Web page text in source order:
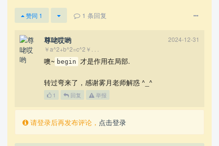
同上，原操作的 hook 除了
出现了相同问题.
特别的，在lthooks-doc
的第 6 页存在类似案例，但我运行后也
是疑似
\RemoveFromHook 未起作用.
\begin{document}
赞同 1 1 条回复
尊咾哎哟
2024-12-31
￥a^2+b^2=c^2￥. . .
噢~ begin 才是作用在局部.
转过弯来了，感谢雾月老师解惑 ^_^
1 回复 举报
请登录后再发布评论， 点击登录